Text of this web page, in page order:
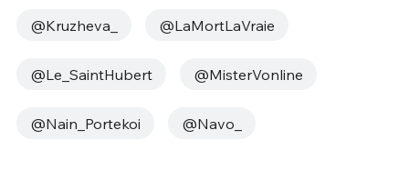
@Kruzheva_ @LaMortLaVraie
@Le_SaintHubert @MisterVonline
@Nain_Portekoi @Navo_